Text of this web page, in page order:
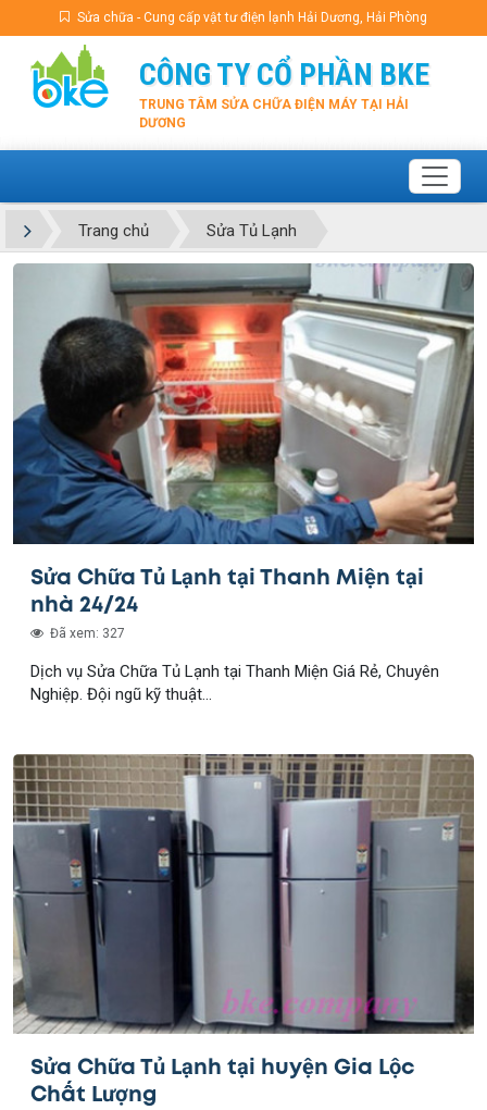
Sửa chữa - Cung cấp vật tư điện lạnh Hải Dương, Hải Phòng
CÔNG TY CỔ PHẦN BKE
TRUNG TÂM SỬA CHỮA ĐIỆN MÁY TẠI HẢI
DƯƠNG
Trang chủ Sửa Tủ Lạnh
Sửa Chữa Tủ Lạnh tại Thanh Miện tại
nhà 24/24
Đã xem: 327
Dịch vụ Sửa Chữa Tủ Lạnh tại Thanh Miện Giá Rẻ, Chuyên
Nghiệp. Đội ngũ kỹ thuật...
Sửa Chữa Tủ Lạnh tại huyện Gia Lộc
Chất Lượng